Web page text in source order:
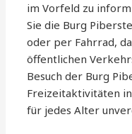
im Vorfeld zu
Sie die Burg
oder per Fahrrad,
öffentlichen
Besuch der Burg
Freizeitaktivitäten
für jedes Alter